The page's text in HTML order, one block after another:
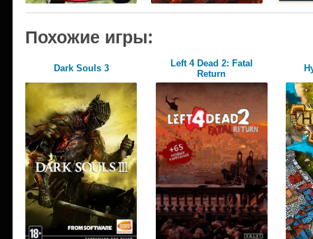
Похожие игры:
Dark Souls 3
Left 4 Dead 2: Fatal
Return